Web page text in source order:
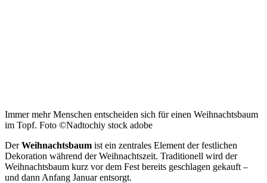
Immer mehr Menschen entscheiden sich für einen Weihnachtsbaum
im Topf. Foto ©Nadtochiy stock adobe
DerWeihnachtsbaum ist ein zentrales Element der festlichen
Dekoration während der Weihnachtszeit. Traditionell wird der
Weihnachtsbaum kurz vor dem Fest bereits geschlagen gekauft –
und dann Anfang Januar entsorgt.